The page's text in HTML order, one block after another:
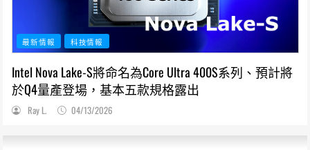
最新情報 科技情報
Intel Nova Lake-S將命名為Core Ultra 400S系列、預計將
於Q4量產登場，基本五款規格露出
Ray L. 04/13/2026